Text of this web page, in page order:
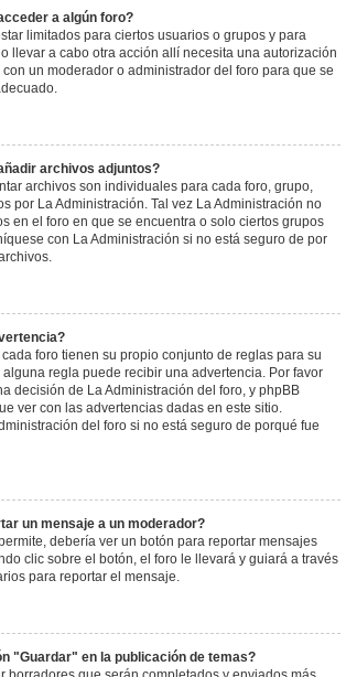
a algún foro?
limitados para ciertos usuarios o grupos y para
llevar a cabo otra acción allí necesita una autorización
un moderador o administrador del foro para que se
archivos adjuntos?
archivos son individuales para cada foro, grupo,
por La Administración. Tal vez La Administración no
en el foro en que se encuentra o solo ciertos grupos
con La Administración si no está seguro de por
foro tienen su propio conjunto de reglas para su
regla puede recibir una advertencia. Por favor
decisión de La Administración del foro, y phpBB
ver con las advertencias dadas en este sitio.
del foro si no está seguro de porqué fue
un mensaje a un moderador?
debería ver un botón para reportar mensajes
clic sobre el botón, el foro le llevará y guiará a través
para reportar el mensaje.
"Guardar" en la publicación de temas?